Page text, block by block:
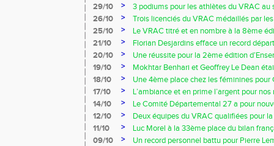
29/10
>
3 podiums pour les athlètes du VRAC au
26/10
>
Trois licenciés du VRAC médaillés par
!!!
25/10 >
Le VRAC titré et en nombre à la 8ème
Seine et Eure !!!
21/10 >
Florian Desjardins efface un record
20/10
>
Une réussite pour la 2ème édition
19/10
>
Mokhtar Benhari et Geoffrey Le Dean
18/10
>
Une 4ème place chez les féminines
de Rouen !!!
17/10 >
L’ambiance et en prime l’argent pour nos
14/10
>
Le Comité Départemental 27 a pour
Lesoeur !!!
12/10 >
Deux équipes du VRAC qualifiées pour
11/10
>
Luc Morel à la 33ème place du bilan
09/10
>
Un record personnel battu pour Pierre